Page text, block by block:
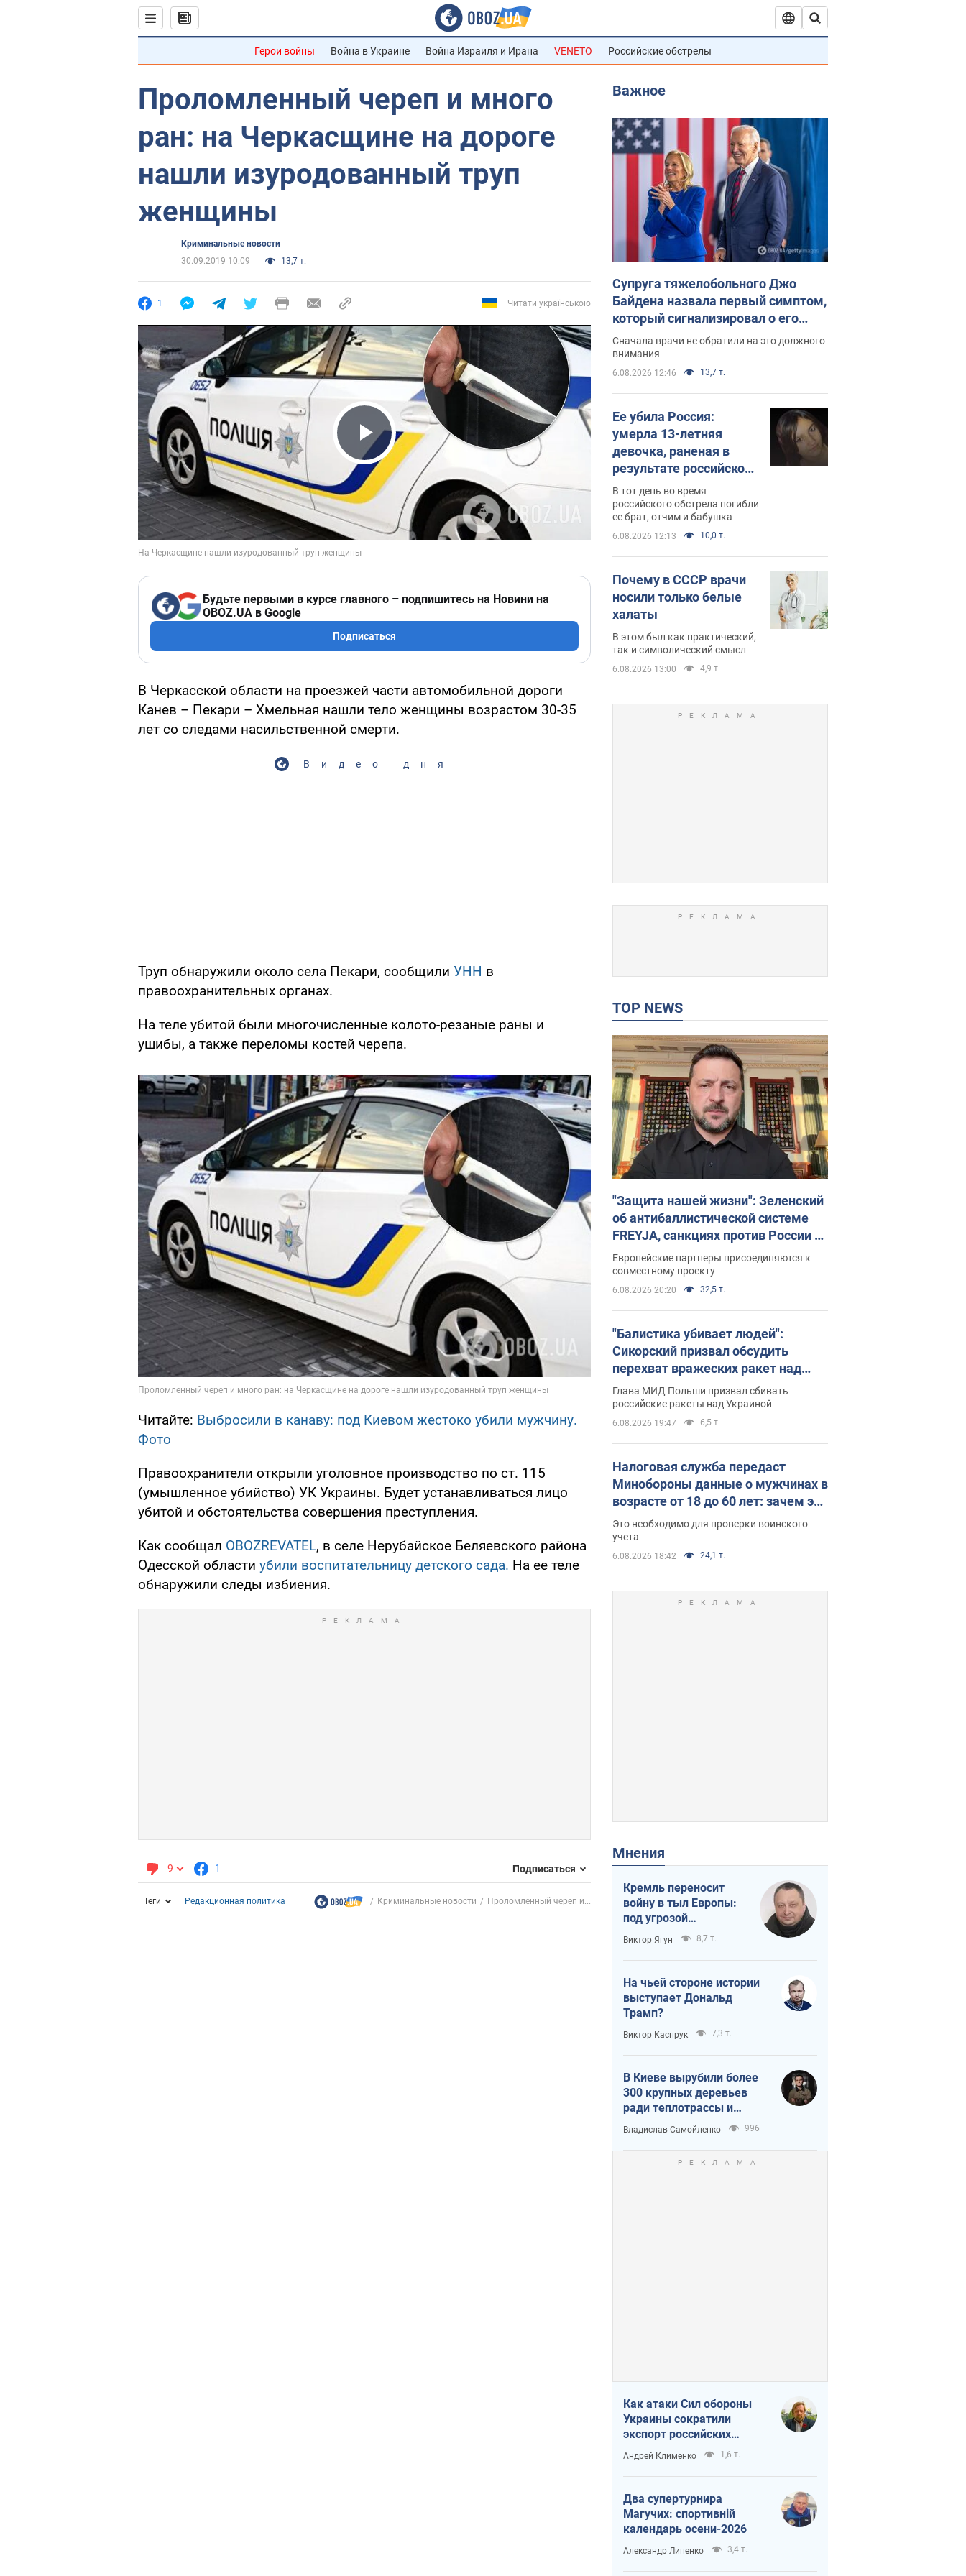
Герои войны Война в Украине Война Израиля и Ирана VENETO Российские обстрелы
Проломленный череп и много
ран: на Черкасщине на дороге
нашли изуродованный труп
женщины
Криминальные новости
30.09.2019 10:09
13,7 т.
1 Читати українською
Play Video
Будьте первыми в курсе главного – подпишитесь на Новини на
OBOZ.UA в Google
Подписаться
В Черкасской области на проезжей части автомобильной дороги
Канев – Пекари – Хмельная нашли тело женщины возрастом 30-35
лет со следами насильственной смерти.
Видео дня
Труп обнаружили около села Пекари, сообщили УНН в
правоохранительных органах.
На теле убитой были многочисленные колото-резаные раны и
ушибы, а также переломы костей черепа.
Читайте: Выбросили в канаву: под Киевом жестоко убили мужчину.
Фото
Правоохранители открыли уголовное производство по ст. 115
(умышленное убийство) УК Украины. Будет устанавливаться лицо
убитой и обстоятельства совершения преступления.
Как сообщал OBOZREVATEL, в селе Нерубайское Беляевского района
Одесской области убили воспитательницу детского сада. На ее теле
обнаружили следы избиения.
9 1 Подписаться
Теги Редакционная политика Криминальные новости Проломленный череп и...
Важное
Супруга тяжелобольного Джо
Байдена назвала первый симптом,
который сигнализировал о его
"агрессивном" раке
Сначала врачи не обратили на это должного
внимания
6.08.2026 12:46 13,7 т.
Ее убила Россия:
умерла 13-летняя
девочка, раненая в
результате российской
атаки на Сумскую
область. Фото
В тот день во время
российского обстрела погибли
ее брат, отчим и бабушка
6.08.2026 12:13 10,0 т.
Почему в СССР врачи
носили только белые
халаты
В этом был как практический,
так и символический смысл
6.08.2026 13:00 4,9 т.
TOP NEWS
"Защита нашей жизни": Зеленский
об антибаллистической системе
FREYJA, санкциях против России и
поддержке аграриев. Видео
Европейские партнеры присоединяются к
совместному проекту
6.08.2026 20:20 32,5 т.
"Балистика убивает людей":
Сикорский призвал обсудить
перехват вражеских ракет над
Украиной
Глава МИД Польши призвал сбивать
российские ракеты над Украиной
6.08.2026 19:47 6,5 т.
Налоговая служба передаст
Минобороны данные о мужчинах в
возрасте от 18 до 60 лет: зачем это
нужно
Это необходимо для проверки воинского
учета
6.08.2026 18:42 24,1 т.
Мнения
Кремль переносит
войну в тыл Европы:
под угрозой
критическая
логистика
Виктор Ягун 8,7 т.
На чьей стороне истории
выступает Дональд
Трамп?
Виктор Каспрук 7,3 т.
В Киеве вырубили более
300 крупных деревьев
ради теплотрассы и
вопреки Генплану
Владислав Самойленко 996
Как атаки Сил обороны
Украины сократили
экспорт российских
нефтепродуктов
Андрей Клименко 1,6 т.
Два супертурнира
Магучих: спортивній
календарь осени-2026
Александр Липенко 3,4 т.